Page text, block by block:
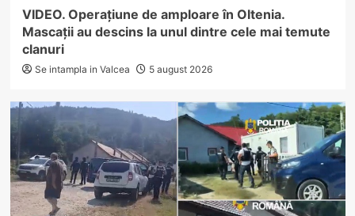
VIDEO. Operațiune de amploare în Oltenia.
Mascații au descins la unul dintre cele mai temute
clanuri
Se intampla in Valcea 5 august 2026